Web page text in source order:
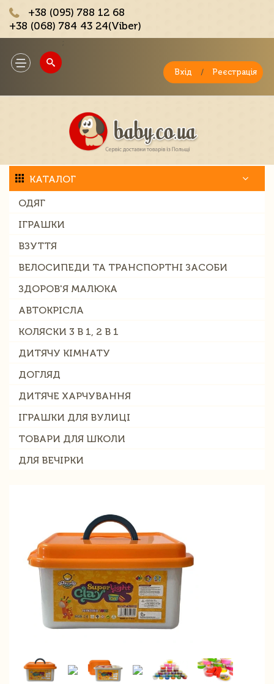
+38 (095) 788 12 68
+38 (068) 784 43 24(Viber)
Toggle
navigation
Вхід / Реєстрація
КАТАЛОГ
ОДЯГ
ІГРАШКИ
ВЗУТТЯ
ВЕЛОСИПЕДИ ТА ТРАНСПОРТНІ ЗАСОБИ
ЗДОРОВ'Я МАЛЮКА
АВТОКРІСЛА
КОЛЯСКИ 3 В 1, 2 В 1
ДИТЯЧУ КІМНАТУ
ДОГЛЯД
ДИТЯЧЕ ХАРЧУВАННЯ
ІГРАШКИ ДЛЯ ВУЛИЦІ
ТОВАРИ ДЛЯ ШКОЛИ
ДЛЯ ВЕЧІРКИ